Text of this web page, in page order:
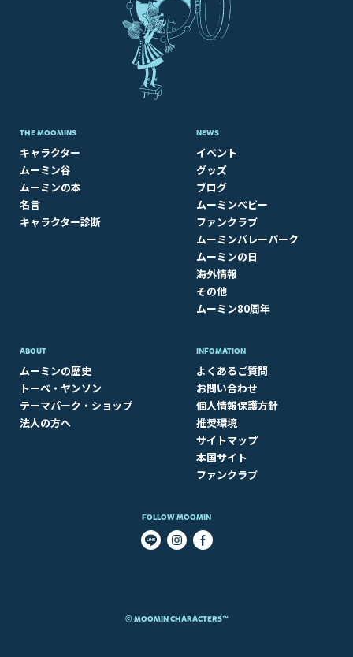
THE MOOMINS
キャラクター
ムーミン谷
ムーミンの本
名言
キャラクター診断
NEWS
イベント
グッズ
ブログ
ムーミンベビー
ファンクラブ
ムーミンバレーパーク
ムーミンの日
海外情報
その他
ムーミン80周年
ABOUT​
ムーミンの歴史
トーベ・ヤンソン
テーマパーク・ショップ
法人の方へ
INFOMATION
よくあるご質問
お問い合わせ
個人情報保護方針
推奨環境
サイトマップ
本国サイト
ファンクラブ
FOLLOW MOOMIN
© MOOMIN CHARACTERS™​